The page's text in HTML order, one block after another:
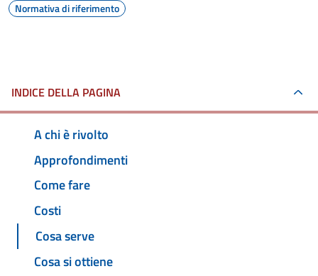
Normativa di riferimento
INDICE DELLA PAGINA
A chi è rivolto
Approfondimenti
Come fare
Costi
Cosa serve
Cosa si ottiene